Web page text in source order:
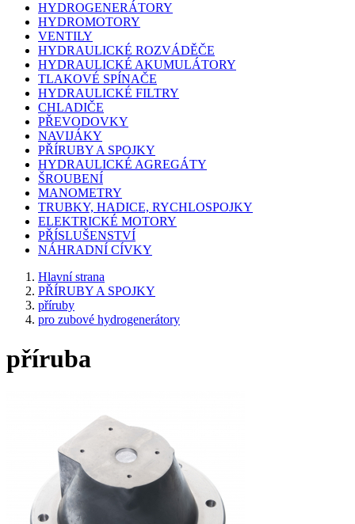
HYDROGENERÁTORY
HYDROMOTORY
VENTILY
HYDRAULICKÉ ROZVÁDĚČE
HYDRAULICKÉ AKUMULÁTORY
TLAKOVÉ SPÍNAČE
HYDRAULICKÉ FILTRY
CHLADIČE
PŘEVODOVKY
NAVIJÁKY
PŘÍRUBY A SPOJKY
HYDRAULICKÉ AGREGÁTY
ŠROUBENÍ
MANOMETRY
TRUBKY, HADICE, RYCHLOSPOJKY
ELEKTRICKÉ MOTORY
PŘÍSLUŠENSTVÍ
NÁHRADNÍ CÍVKY
Hlavní strana
PŘÍRUBY A SPOJKY
příruby
pro zubové hydrogenerátory
příruba